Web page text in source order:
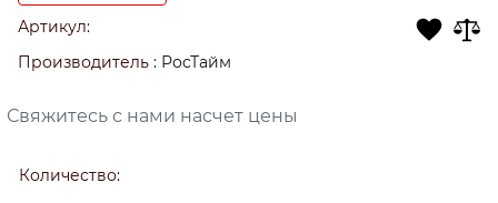
Артикул:
Производитель : РосТайм
Свяжитесь с нами насчет цены
Количество: